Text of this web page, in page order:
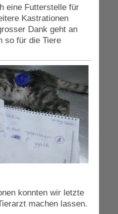
eine Futterstelle für
Kastrationen
Dank geht an
so für die Tiere
konnten wir letzte
machen lassen.